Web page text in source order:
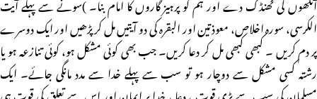
الکرسی، سورہ اخلاص، معوذتین اور البقرہ کی دو آیتیں مل کر پڑھیں اور ایک دوسرے
پر دم کریں ۔ کبھی کبھی مل کر دعا کریں۔ جب بھی کوئی مشکل ہو، کوئی تنازعہ ہو یا
رشتہ کسی مشکل سے دوچار ہو تو سب سے پہلے خدا سے مدد مانگی جائے۔ ایک